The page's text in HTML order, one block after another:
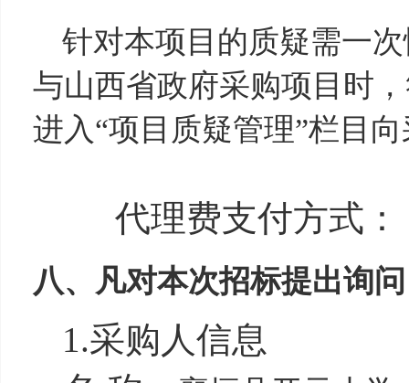
针对本项目的质疑需一
与山西省政府采购项目时
进入“项目质疑管理”栏目
代理费支付方式
八、凡对本次招标提出询
1.采购人信息